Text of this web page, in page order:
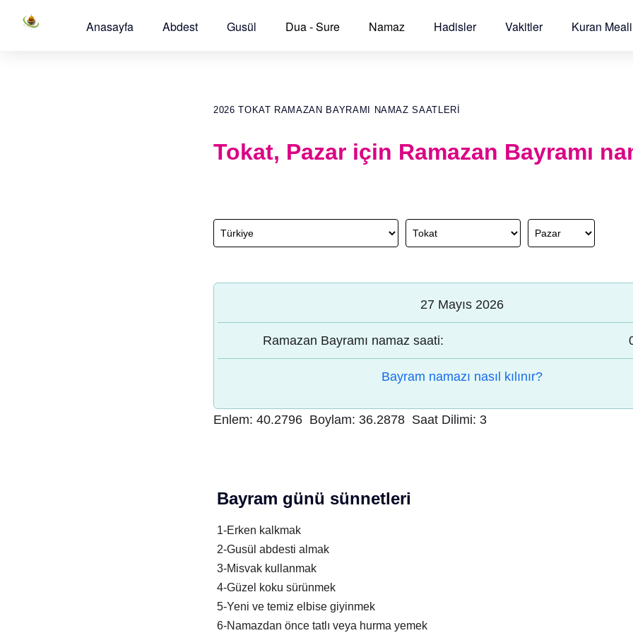
Anasayfa Abdest Gusül Dua - Sure Namaz Hadisler Vakitler Kuran Meali
2026 TOKAT RAMAZAN BAYRAMI NAMAZ SAATLERI
Tokat, Pazar için Ramazan Bayramı
27 Mayıs 2026
Ramazan Bayramı namaz saati:
Bayram namazı nasıl kılınır?
Enlem: 40.2796 Boylam: 36.2878 Saat Dilimi: 3
Bayram günü sünnetleri
1-Erken kalkmak
2-Gusül abdesti almak
3-Misvak kullanmak
4-Güzel koku sürünmek
5-Yeni ve temiz elbise giyinmek
6-Namazdan önce tatlı veya hurma yemek